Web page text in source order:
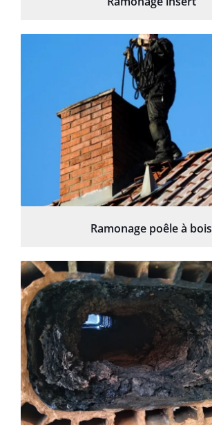
Ramonage poêle à bois